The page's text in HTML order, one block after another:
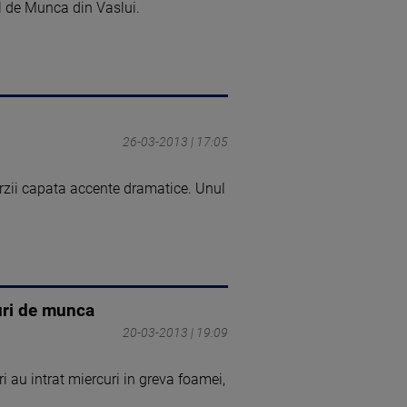
Munca din Vaslui.
26-03-2013 | 17:05
capata accente dramatice. Unul
de munca
20-03-2013 | 19:09
au intrat miercuri in greva foamei,